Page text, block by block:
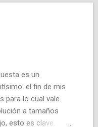
es un
el fin de mis
para lo cual vale
a tamaños
esto es clave.